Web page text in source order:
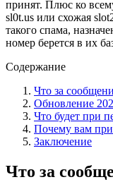
принят. Плюс ко
sl0t.us или схожая
такого спама,
номер берется в их
Содержание
Что за
Обновление
Что будет при
Почему вам
Заключение
Что за